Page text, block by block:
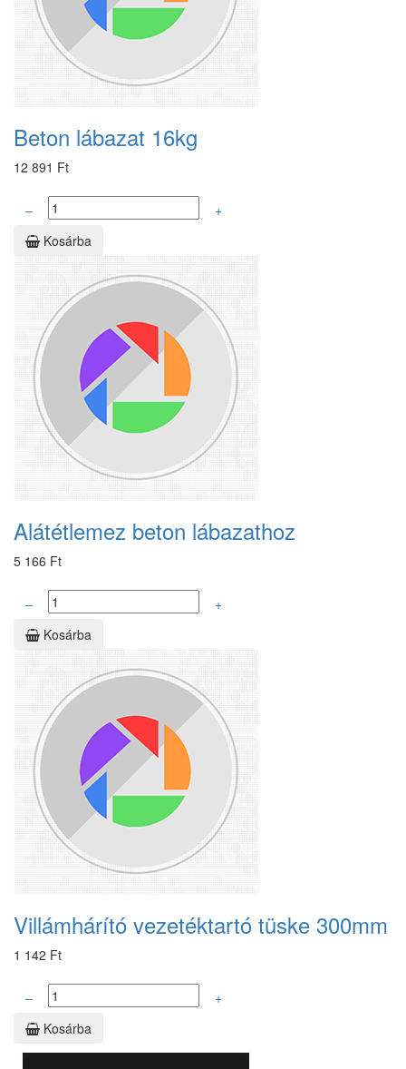
Beton lábazat 16kg
12 891 Ft
–
+
Kosárba
Alátétlemez beton lábazathoz
5 166 Ft
–
+
Kosárba
Villámhárító vezetéktartó tüske 300mm
1 142 Ft
–
+
Kosárba